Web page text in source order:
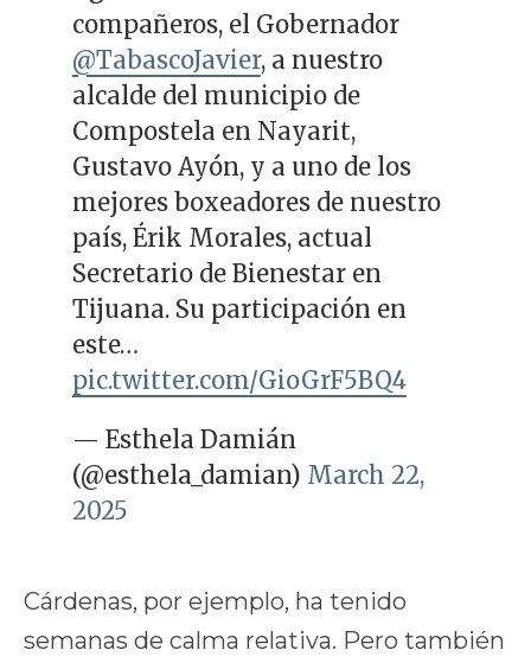
compañeros, el Gobernador
@TabascoJavier, a nuestro
alcalde del municipio de
Compostela en Nayarit,
Gustavo Ayón, y a uno de los
mejores boxeadores de nuestro
país, Érik Morales, actual
Secretario de Bienestar en
Tijuana. Su participación en
este…
pic.twitter.com/GioGrF5BQ4
— Esthela Damián
(@esthela_damian) March 22,
2025
Cárdenas, por ejemplo, ha tenido
semanas de calma relativa. Pero también